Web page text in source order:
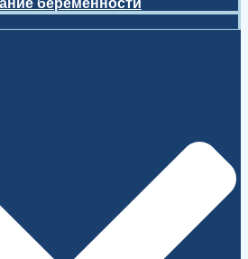
беременности